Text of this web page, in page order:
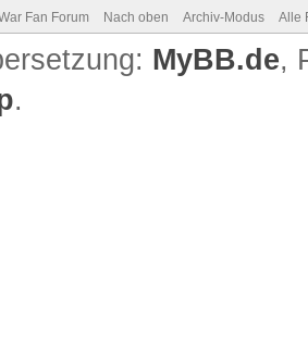
Fan Forum Nach oben Archiv-Modus Alle
MyBB.de,
.